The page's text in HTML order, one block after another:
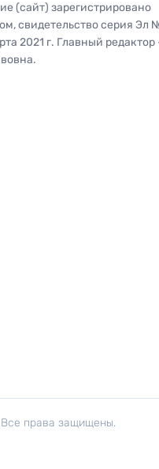
(сайт) зарегистрировано
свидетельство серия Эл
2021 г. Главный
Все права защищены.